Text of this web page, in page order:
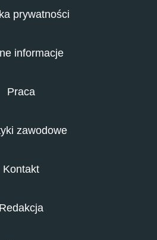
prywatności
informacje
Praca
zawodowe
Kontakt
Redakcja